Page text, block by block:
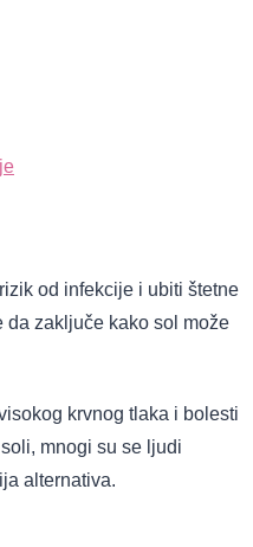
od infekcije i ubiti štetne
da zaključe kako sol može
krvnog tlaka i bolesti
mnogi su se ljudi
alternativa.